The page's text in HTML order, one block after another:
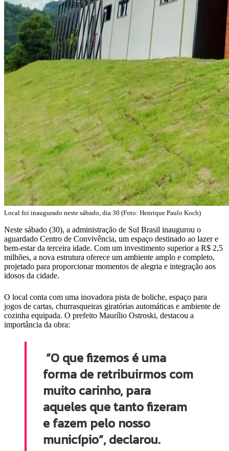
Local foi inaugurado neste sábado, dia 30 (Foto: Henrique Paulo Koch)
Neste sábado (30), a administração de Sul Brasil inaugurou o
aguardado Centro de Convivência, um espaço destinado ao lazer e
bem-estar da terceira idade. Com um investimento superior a R$ 2,5
milhões, a nova estrutura oferece um ambiente amplo e completo,
projetado para proporcionar momentos de alegria e integração aos
idosos da cidade.
O local conta com uma inovadora pista de boliche, espaço para
jogos de cartas, churrasqueiras giratórias automáticas e ambiente de
cozinha equipada. O prefeito Maurílio Ostroski, destacou a
importância da obra:
“O que fizemos é uma
forma de retribuirmos com
muito carinho, para
aqueles que tanto fizeram
e fazem pelo nosso
município”, declarou.